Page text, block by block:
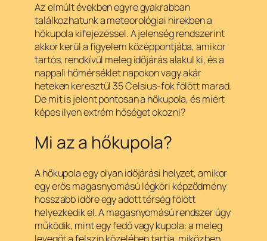
Az elmúlt években egyre gyakrabban
találkozhatunk a meteorológiai hírekben a
hőkupola kifejezéssel. A jelenség rendszerint
akkor kerül a figyelem középpontjába, amikor
tartós, rendkívül meleg időjárás alakul ki, és a
nappali hőmérséklet napokon vagy akár
heteken keresztül 35 Celsius-fok fölött marad.
De mit is jelent pontosan a hőkupola, és miért
képes ilyen extrém hőséget okozni?
Mi az a hőkupola?
A hőkupola egy olyan időjárási helyzet, amikor
egy erős magasnyomású légköri képződmény
hosszabb időre egy adott térség fölött
helyezkedik el. A magasnyomású rendszer úgy
működik, mint egy fedő vagy kupola: a meleg
levegőt a felszín közelében tartja, miközben